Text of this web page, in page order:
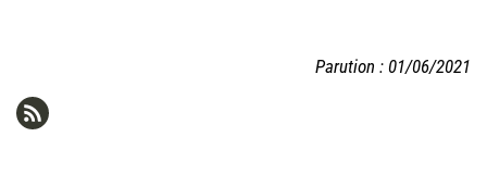
Parution : 01/06/2021